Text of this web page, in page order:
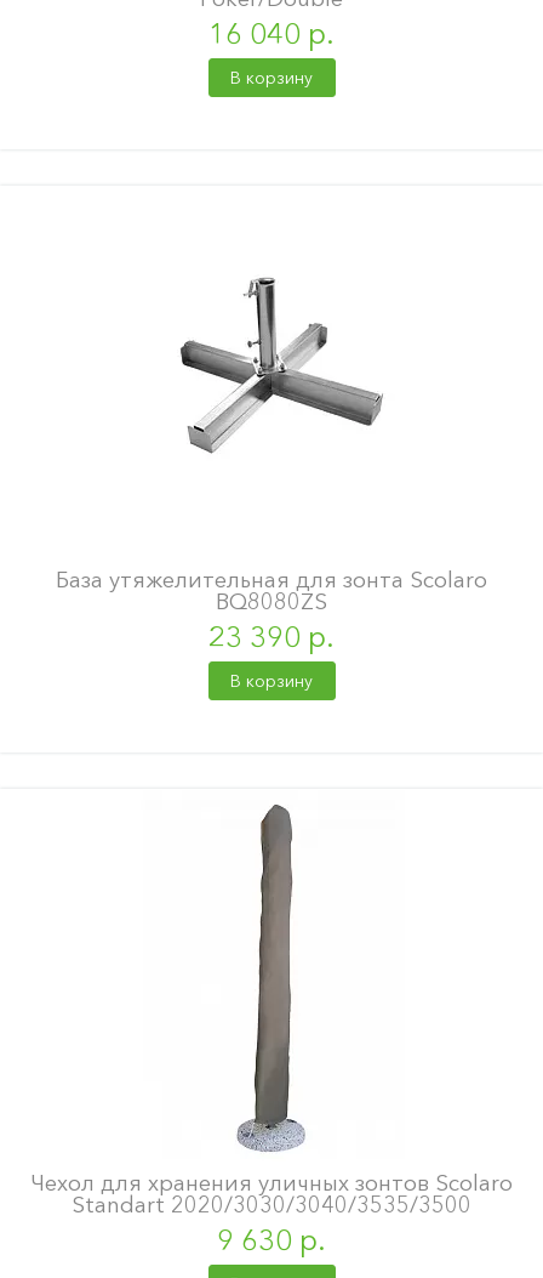
16 040 р.
В корзину
База утяжелительная для зонта Scolaro
BQ8080ZS
23 390 р.
В корзину
Чехол для хранения уличных зонтов Scolaro
Standart 2020/3030/3040/3535/3500
9 630 р.